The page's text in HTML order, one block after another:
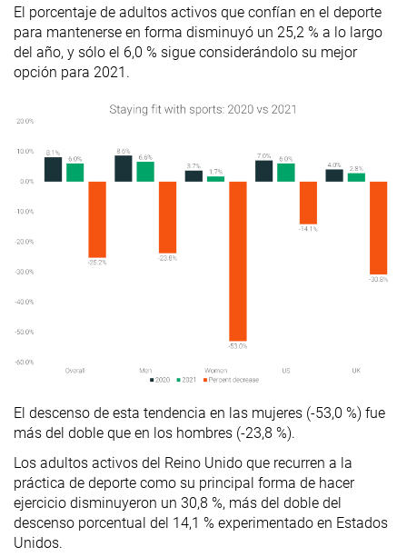
El porcentaje de adultos activos que confían en el deporte
para mantenerse en forma disminuyó un 25,2 % a lo largo
del año, y sólo el 6,0 % sigue considerándolo su mejor
opción para 2021.
El descenso de esta tendencia en las mujeres (-53,0 %) fue
más del doble que en los hombres (-23,8 %).
Los adultos activos del Reino Unido que recurren a la
práctica de deporte como su principal forma de hacer
ejercicio disminuyeron un 30,8 %, más del doble del
descenso porcentual del 14,1 % experimentado en Estados
Unidos.